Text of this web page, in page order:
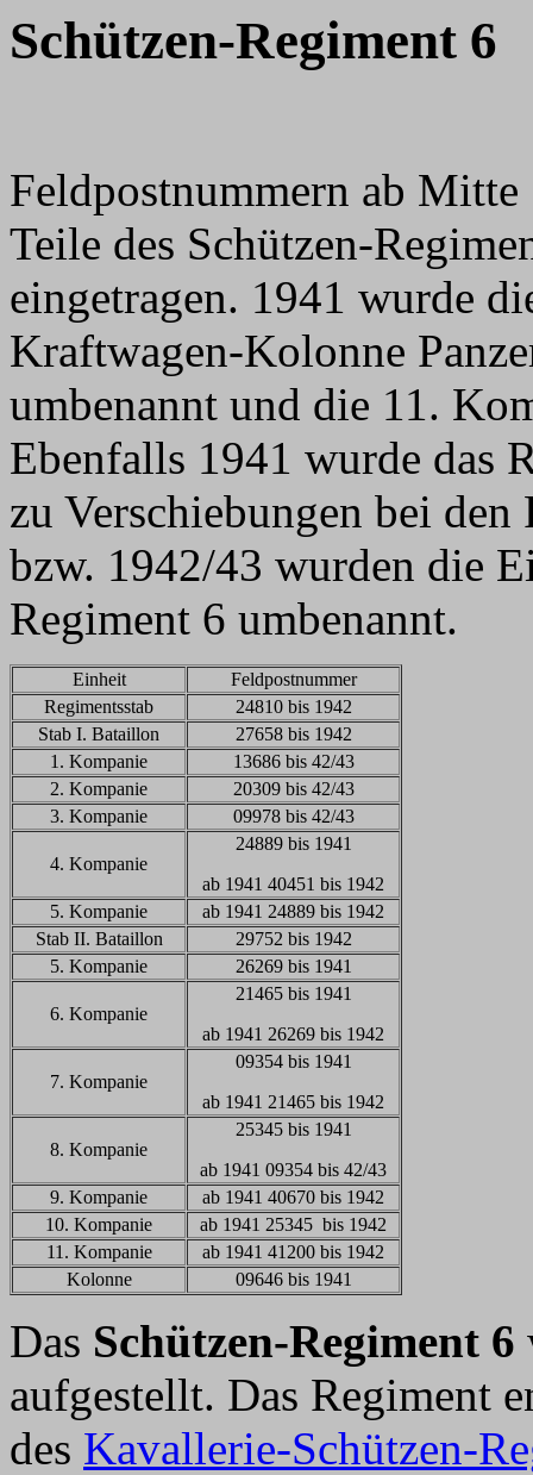
Schützen-Regiment 6
Feldpostnummern ab
Teile des Schützen-
eingetragen. 1941 wurde
Kraftwagen-Kolonne
umbenannt und die 11.
Ebenfalls 1941 wurde das
zu Verschiebungen bei
bzw. 1942/43 wurden die
Regiment 6 umbenannt.
Einheit
Feldpostnummer
Regimentsstab
24810 bis 1942
Stab I. Bataillon
27658 bis 1942
1. Kompanie
13686 bis 42/43
2. Kompanie
20309 bis 42/43
3. Kompanie
09978 bis 42/43
4. Kompanie
24889 bis 1941
ab 1941 40451 bis 1942
5. Kompanie
ab 1941 24889 bis 1942
Stab II. Bataillon
29752 bis 1942
5. Kompanie
26269 bis 1941
6. Kompanie
21465 bis 1941
ab 1941 26269 bis 1942
7. Kompanie
09354 bis 1941
ab 1941 21465 bis 1942
8. Kompanie
25345 bis 1941
ab 1941 09354 bis 42/43
9. Kompanie
ab 1941 40670 bis 1942
10. Kompanie
ab 1941 25345 bis 1942
11. Kompanie
ab 1941 41200 bis 1942
Kolonne
09646 bis 1941
Das Schützen-Regiment 6
aufgestellt. Das Regiment
des Kavallerie-Schützen-